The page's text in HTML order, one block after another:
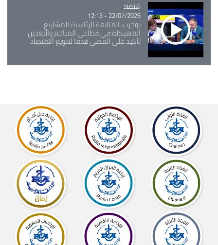
Catégorie
اقتصاد
22/07/2026 - 12:13
بوحرب: المتابعة الرئاسية للمشاريع
المهيكلة في قطاعي المناجم والتعدين
تأكيد على المضي قدما لتنويع الاقتصاد